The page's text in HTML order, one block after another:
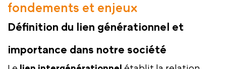
fondements et enjeux
Définition du lien générationnel et
importance dans notre société